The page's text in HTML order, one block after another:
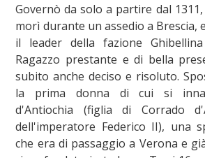
Governò da solo a partire dal
morì durante un assedio a Brescia,
il leader della fazione
Ragazzo prestante e di bella
subito anche deciso e risoluto.
la prima donna di cui si
d'Antiochia (figlia di Corrado
dell'imperatore Federico II), una
che era di passaggio a Verona e